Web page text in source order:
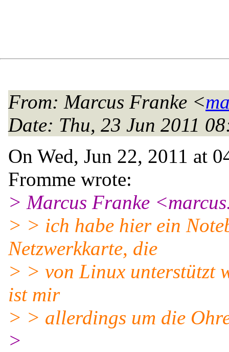
From: Marcus Franke <
Date: Thu, 23 Jun 2011
On Wed, Jun 22, 2011 at
Fromme wrote:
> Marcus Franke
> > ich habe hier ein
Netzwerkkarte, die
> > von Linux unterstützt
ist mir
> > allerdings um die
>